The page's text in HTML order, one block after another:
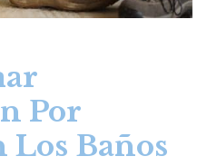
Por
Los Baños